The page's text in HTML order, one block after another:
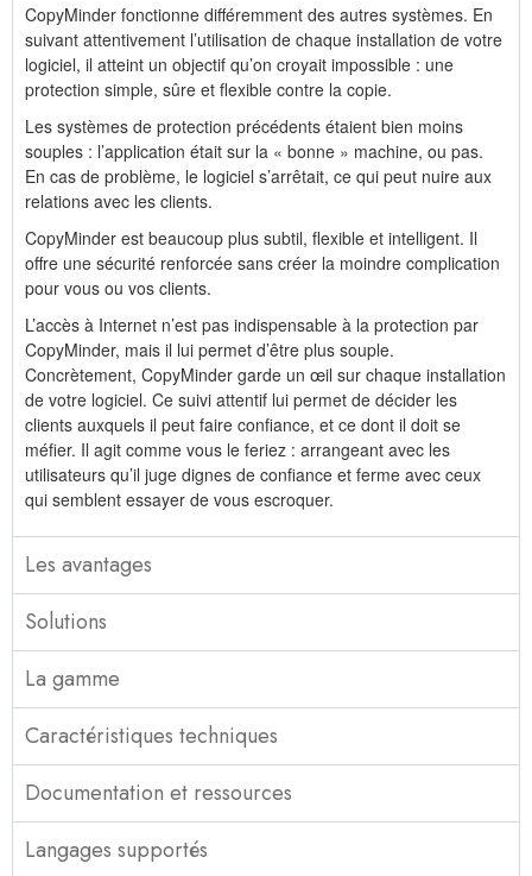
CopyMinder fonctionne différemment des autres systèmes. En
suivant attentivement l’utilisation de chaque installation de votre
logiciel, il atteint un objectif qu’on croyait impossible : une
protection simple, sûre et flexible contre la copie.
Les systèmes de protection précédents étaient bien moins
souples : l’application était sur la « bonne » machine, ou pas.
En cas de problème, le logiciel s’arrêtait, ce qui peut nuire aux
relations avec les clients.
CopyMinder est beaucoup plus subtil, flexible et intelligent. Il
offre une sécurité renforcée sans créer la moindre complication
pour vous ou vos clients.
L’accès à Internet n’est pas indispensable à la protection par
CopyMinder, mais il lui permet d’être plus souple.
Concrètement, CopyMinder garde un œil sur chaque installation
de votre logiciel. Ce suivi attentif lui permet de décider les
clients auxquels il peut faire confiance, et ce dont il doit se
méfier. Il agit comme vous le feriez : arrangeant avec les
utilisateurs qu’il juge dignes de confiance et ferme avec ceux
qui semblent essayer de vous escroquer.
Les avantages
Solutions
La gamme
Caractéristiques techniques
Documentation et ressources
Langages supportés